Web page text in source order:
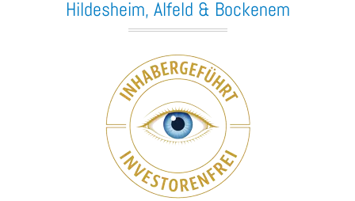
Hildesheim, Alfeld & Bockenem